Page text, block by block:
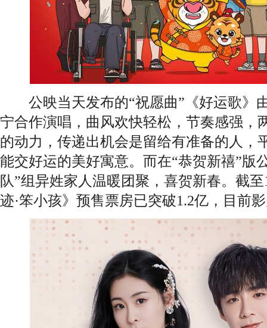
公映当天发布的“祝愿曲”《好运歌》
宁合作演唱，曲风欢快轻松，节奏感强，
的动力，传递出机会是留给有准备的人，
能交好运的美好寓意。而在“恭贺新禧”版
队”组异姓家人温暖团聚，喜贺新春。截
迹·笨小孩》预售票房已突破1.2亿，目前